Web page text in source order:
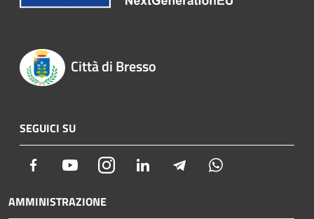
Città di Bresso
SEGUICI SU
Facebook YoutubeInstagram LinkedIn Telegram
AMMINISTRAZIONE